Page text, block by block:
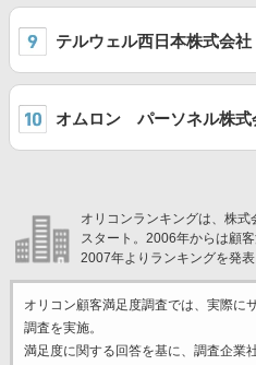
テルウェル西日本株式会社
オムロン パーソネル株式
オリコンランキングは、株
スタート。2006年からは顧
2007年よりランキングを発表
オリコン顧客満足度調査では、実際に
調査を実施。
満足度に関する回答を基に、調査企業